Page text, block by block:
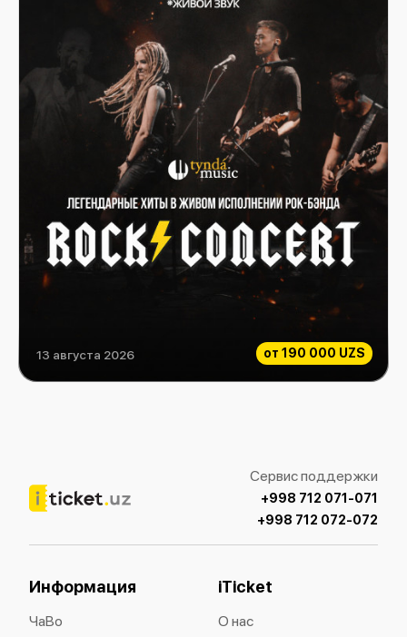
от 190 000 UZS
Rock Consert
13 августа 2026
Сервис поддержки
+998 712 071-071
+998 712 072-072
Информация
ЧаВо
iTicket
О нас